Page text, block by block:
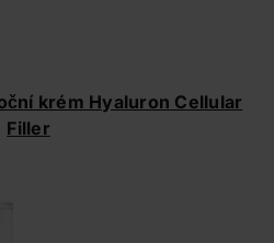
krém Hyaluron Cellular
Filler